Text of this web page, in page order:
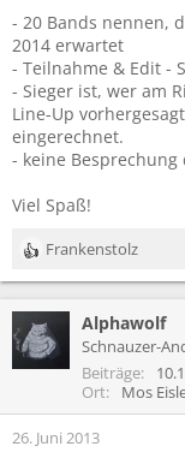
- 20 Bands nennen,
2014 erwartet
- Teilnahme & Edit -
- Sieger ist, wer am
Line-Up
eingerechnet.
- keine Besprechung
Viel Spaß!
R
e
t
i
n
e
Frankenstolz
Alphawolf
Schnauzer-
Beiträge
Ort
Mos
26. Juni 2013